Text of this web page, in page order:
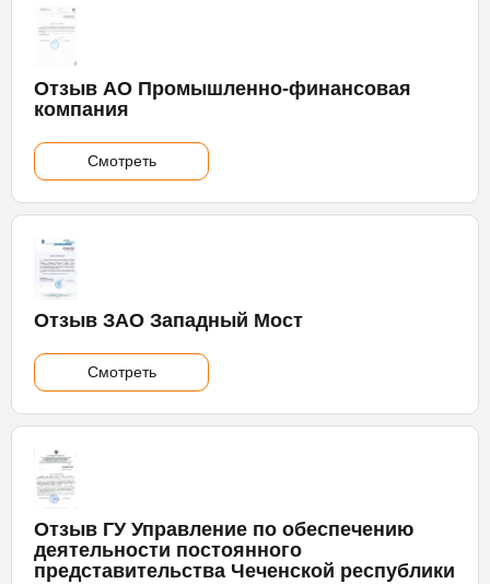
Отзыв АО Промышленно-финансовая
компания
Смотреть
Отзыв ЗАО Западный Мост
Смотреть
Отзыв ГУ Управление по обеспечению
деятельности постоянного
представительства Чеченской республики